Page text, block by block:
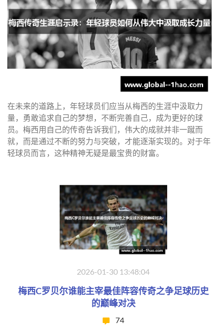
在未来的道路上，年轻球员们应当从梅西的生涯中汲取力
量，勇敢追求自己的梦想，不断完善自己，成为更好的球
员。梅西用自己的传奇告诉我们，伟大的成就并非一蹴而
就，而是通过不断的努力与突破，才能逐渐实现的。对于年
轻球员而言，这种精神无疑是最宝贵的财富。
2026-01-30 13:48:04
梅西C罗贝尔谁能主宰最佳阵容传奇之争足球历史
的巅峰对决
74